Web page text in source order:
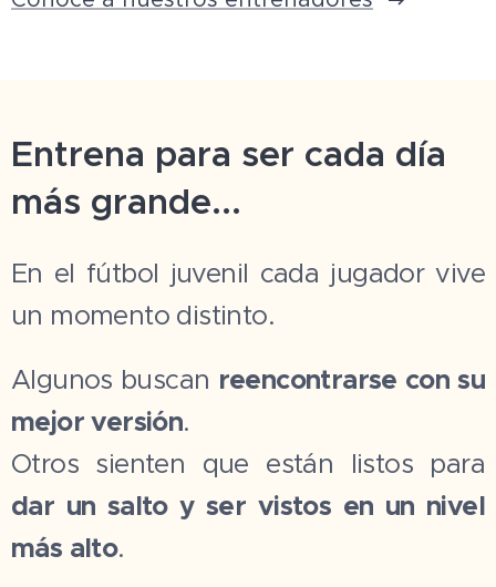
Entrena para ser cada día
más grande...
En el fútbol juvenil cada jugador vive
un momento distinto.
Algunos buscan reencontrarse con su
mejor versión.
Otros sienten que están listos para
dar un salto y ser vistos en un nivel
más alto.